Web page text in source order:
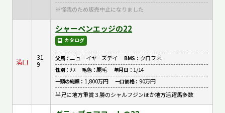
※怪我のため販売中止になりました
満口
31
9
シャーペンエッジの22
カタログ
父馬： ニューイヤーズデイ BMS： クロフネ
性別：ﾒｽ 毛色：鹿毛 年月日： 1/14
一頭の総額： 1,800万円 一口価格： 90万円
半兄に地方重賞３勝のシャルフジンほか地方活躍馬多数